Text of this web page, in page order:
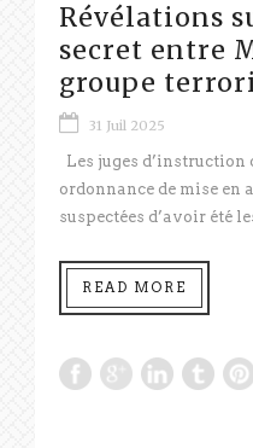
Révélations
secret entre
groupe
31 Juil 2025
Les juges d’instruction
ordonnance de mise en
suspectées d’avoir été
READ MORE